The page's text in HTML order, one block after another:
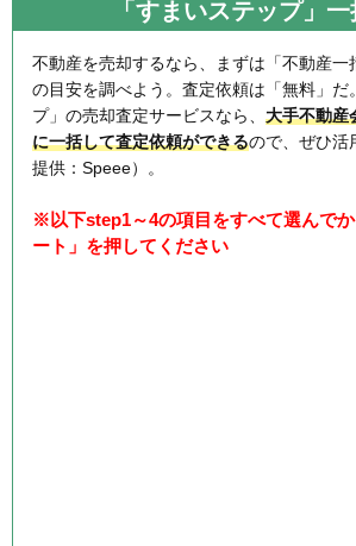
「すまいステップ」
不動産を売却するなら、まずは「不動産一
の目安を調べよう。査定依頼は「無料」だ
プ」の売却査定サービスなら、 大手不動産
に一括して査定依頼ができるので、ぜひ活
提供：Speee）。
※以下step1～4の項目をすべて選んで
ート」を押してください